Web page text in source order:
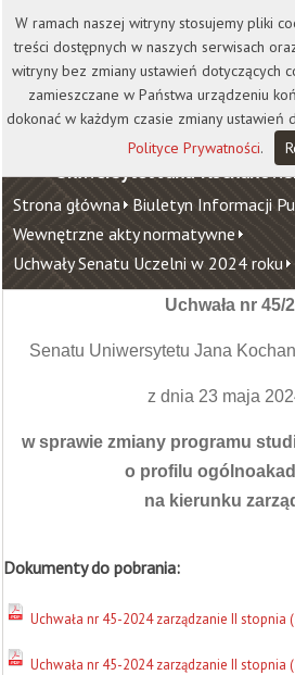
Kontakt Biblioteka
Wirtualna Uczelnia
Uniwersytet Jana
Strona główna Biuletyn Informacji
Wewnętrzne akty normatywne
Uchwały Senatu Uczelni w 2024 roku
Uchwała nr 45/
Senatu Uniwersytetu Jana
z dnia 23 maja
w sprawie zmiany programu
o profilu
na kierunku
Dokumenty do pobrania:
Uchwała nr 45-2024 zarządzanie II stopnia
Uchwała nr 45-2024 zarządzanie II stopnia
W ramach naszej witryny stosujemy pliki
treści dostępnych w naszych serwisach
witryny bez zmiany ustawień dotyczących
zamieszczane w Państwa urządzeniu
dokonać w każdym czasie zmiany ustawień
Polityce Prywatności.